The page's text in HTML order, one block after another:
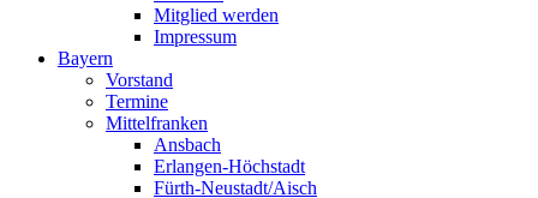
Mitglied werden
Impressum
Bayern
Vorstand
Termine
Mittelfranken
Ansbach
Erlangen-Höchstadt
Fürth-Neustadt/Aisch